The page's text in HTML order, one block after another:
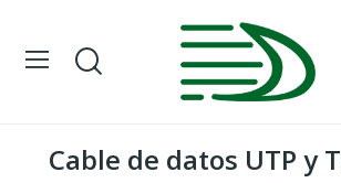
Cable de datos UTP y